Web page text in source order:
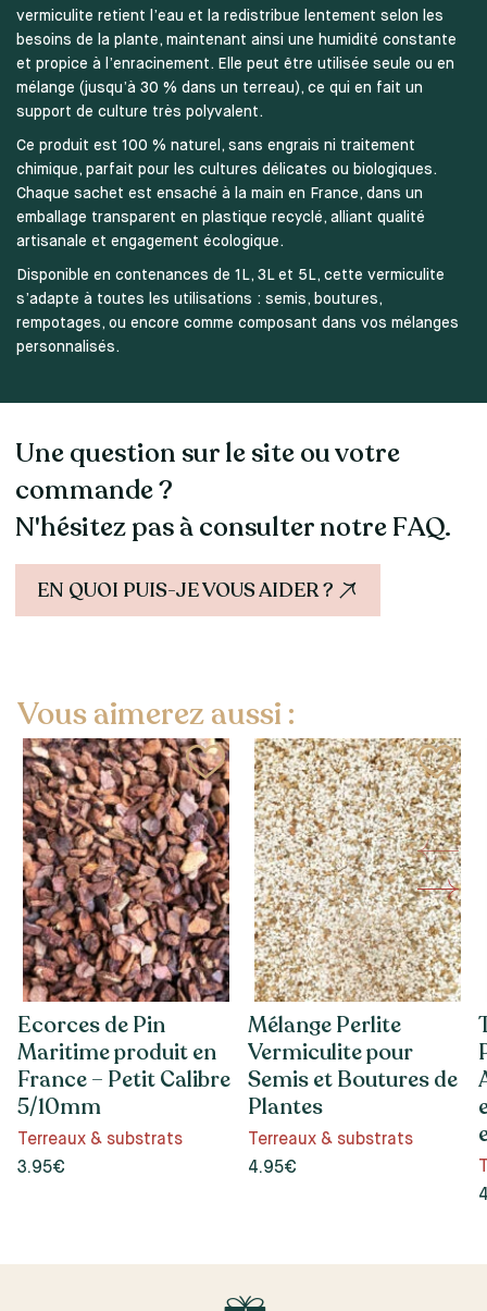
vermiculite retient l’eau et la redistribue lentement selon les
besoins de la plante, maintenant ainsi une humidité constante
et propice à l’enracinement. Elle peut être utilisée seule ou en
mélange (jusqu’à 30 % dans un terreau), ce qui en fait un
support de culture très polyvalent.
Ce produit est 100 % naturel, sans engrais ni traitement
chimique, parfait pour les cultures délicates ou biologiques.
Chaque sachet est ensaché à la main en France, dans un
emballage transparent en plastique recyclé, alliant qualité
artisanale et engagement écologique.
Disponible en contenances de 1L, 3L et 5L, cette vermiculite
s’adapte à toutes les utilisations : semis, boutures,
rempotages, ou encore comme composant dans vos mélanges
personnalisés.
Une question sur le site ou votre
commande ?
N'hésitez pas à consulter notre FAQ.
EN QUOI PUIS-JE VOUS AIDER ?
Vous aimerez aussi :
Ecorces de Pin
Maritime produit en
France – Petit Calibre
5/10mm
3.95€
Terreaux & substrats
Mélange Perlite
Vermiculite pour
Semis et Boutures de
Plantes
4.95€
Terreaux & substrats